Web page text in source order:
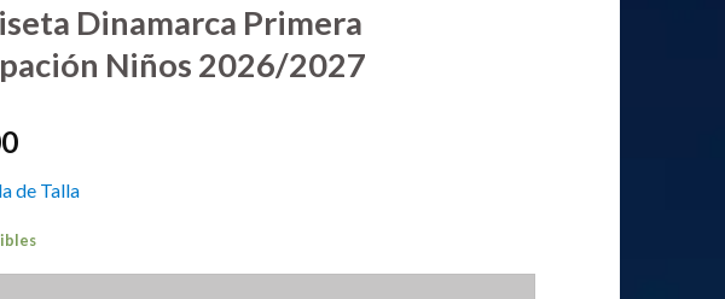
Dinamarca Primera
Niños 2026/2027
de Talla